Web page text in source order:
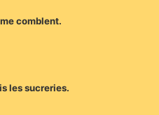
comblent.
les sucreries.